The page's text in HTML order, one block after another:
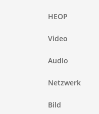
HEOP
Video
Audio
Netzwerk
Bild